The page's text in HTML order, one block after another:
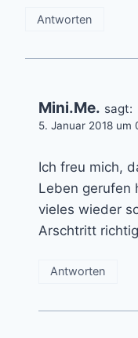
Antworten
Mini.Me. sagt:
5. Januar 2018 um
Ich freu mich,
Leben gerufen
vieles wieder
Arschtritt
Antworten